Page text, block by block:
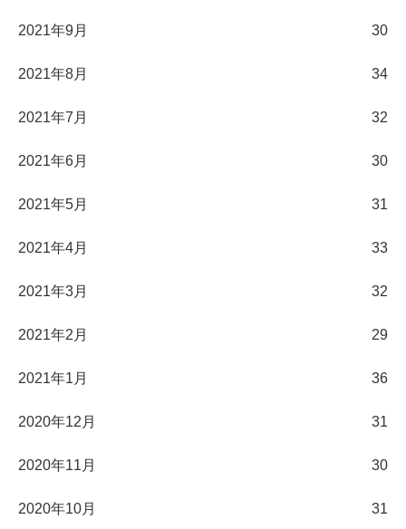
2021年9月 30
2021年8月 34
2021年7月 32
2021年6月 30
2021年5月 31
2021年4月 33
2021年3月 32
2021年2月 29
2021年1月 36
2020年12月 31
2020年11月 30
2020年10月 31